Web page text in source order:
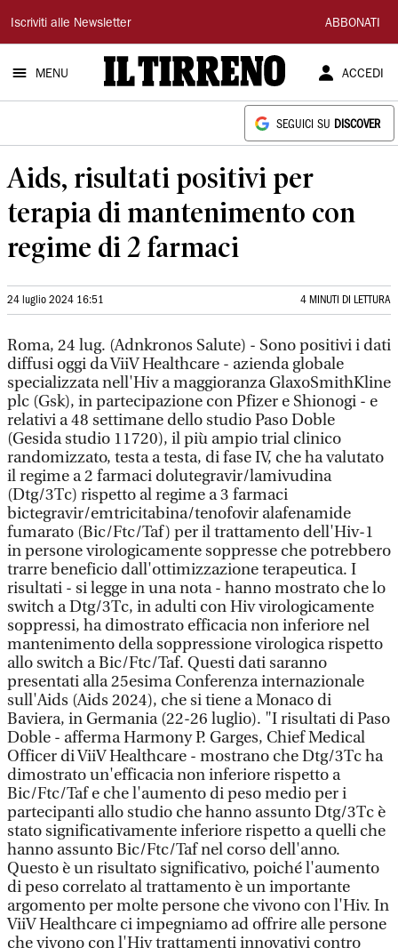
Il
Tirreno
Iscriviti alle Newsletter ABBONATI
MENU ACCEDI
SEGUICI SU DISCOVER
Aids, risultati positivi per
terapia di mantenimento con
regime di 2 farmaci
24 luglio 2024 16:51 4 MINUTI DI LETTURA
Roma, 24 lug. (Adnkronos Salute) - Sono positivi i dati
diffusi oggi da ViiV Healthcare - azienda globale
specializzata nell'Hiv a maggioranza GlaxoSmithKline
plc (Gsk), in partecipazione con Pfizer e Shionogi - e
relativi a 48 settimane dello studio Paso Doble
(Gesida studio 11720), il più ampio trial clinico
randomizzato, testa a testa, di fase IV, che ha valutato
il regime a 2 farmaci dolutegravir/lamivudina
(Dtg/3Tc) rispetto al regime a 3 farmaci
bictegravir/emtricitabina/tenofovir alafenamide
fumarato (Bic/Ftc/Taf) per il trattamento dell'Hiv-1
in persone virologicamente soppresse che potrebbero
trarre beneficio dall'ottimizzazione terapeutica. I
risultati - si legge in una nota - hanno mostrato che lo
switch a Dtg/3Tc, in adulti con Hiv virologicamente
soppressi, ha dimostrato efficacia non inferiore nel
mantenimento della soppressione virologica rispetto
allo switch a Bic/Ftc/Taf. Questi dati saranno
presentati alla 25esima Conferenza internazionale
sull'Aids (Aids 2024), che si tiene a Monaco di
Baviera, in Germania (22-26 luglio). "I risultati di Paso
Doble - afferma Harmony P. Garges, Chief Medical
Officer di ViiV Healthcare - mostrano che Dtg/3Tc ha
dimostrato un'efficacia non inferiore rispetto a
Bic/Ftc/Taf e che l'aumento di peso medio per i
partecipanti allo studio che hanno assunto Dtg/3Tc è
stato significativamente inferiore rispetto a quelli che
hanno assunto Bic/Ftc/Taf nel corso dell'anno.
Questo è un risultato significativo, poiché l'aumento
di peso correlato al trattamento è un importante
argomento per molte persone che vivono con l'Hiv. In
ViiV Healthcare ci impegniamo ad offrire alle persone
che vivono con l'Hiv trattamenti innovativi contro